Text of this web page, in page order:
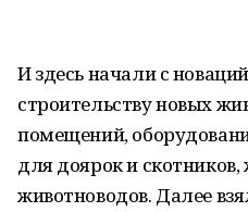
И здесь начали с
строительству новых
помещений,
для доярок и
животноводов. Далее